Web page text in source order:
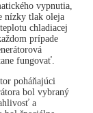
vypnutia,
nízky tlak oleja
chladiacej
prípade
fungovať.
poháňajúci
bol vybraný
a